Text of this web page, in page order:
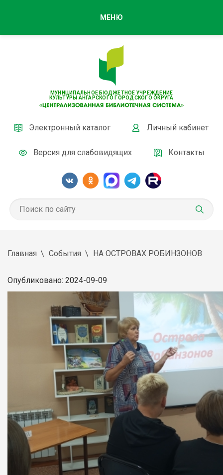
МУНИЦИПАЛЬНОЕ БЮДЖЕТНОЕ УЧРЕЖДЕНИЕ
КУЛЬТУРЫ АНГАРСКОГО ГОРОДСКОГО ОКРУГА
Электронный каталог Личный кабинет
Версия для слабовидящих Контакты
МЕНЮ
Главная События НА ОСТРОВАХ РОБИНЗОНОВ
Опубликовано: 2024-09-09